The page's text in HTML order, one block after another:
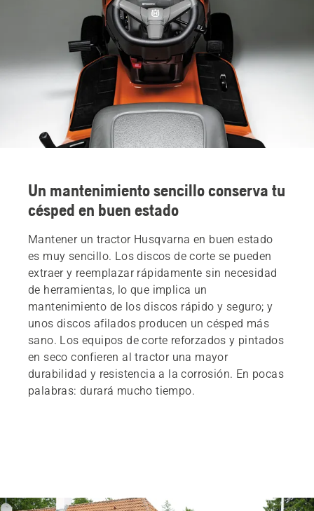
Un mantenimiento sencillo conserva tu
césped en buen estado
Mantener un tractor Husqvarna en buen estado
es muy sencillo. Los discos de corte se pueden
extraer y reemplazar rápidamente sin necesidad
de herramientas, lo que implica un
mantenimiento de los discos rápido y seguro; y
unos discos afilados producen un césped más
sano. Los equipos de corte reforzados y pintados
en seco confieren al tractor una mayor
durabilidad y resistencia a la corrosión. En pocas
palabras: durará mucho tiempo.